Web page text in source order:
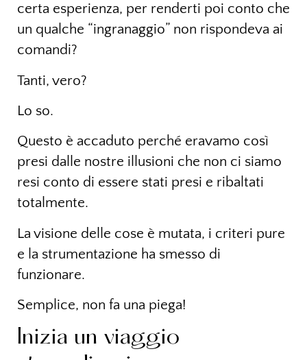
certa esperienza, per renderti poi conto che
un qualche “ingranaggio” non rispondeva ai
comandi?
Tanti, vero?
Lo so.
Questo è accaduto perché eravamo così
presi dalle nostre illusioni che non ci siamo
resi conto di essere stati presi e ribaltati
totalmente.
La visione delle cose è mutata, i criteri pure
e la strumentazione ha smesso di
funzionare.
Semplice, non fa una piega!
Inizia un viaggio